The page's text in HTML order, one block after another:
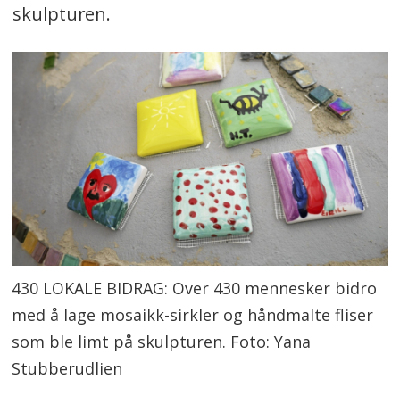
skulpturen.
430 LOKALE BIDRAG: Over 430 mennesker bidro
med å lage mosaikk-sirkler og håndmalte fliser
som ble limt på skulpturen. Foto: Yana
Stubberudlien